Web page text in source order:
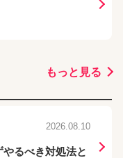
もっと見る
2026.08.10
るべき対処法と